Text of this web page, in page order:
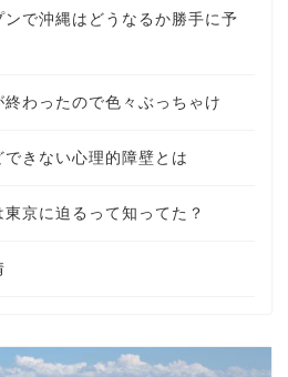
で沖縄はどうなるか勝手に予
わったので色々ぶっちゃけ
きない心理的障壁とは
京に迫るって知ってた？